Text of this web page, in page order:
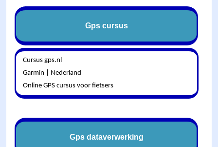
Gps cursus
Cursus gps.nl
Garmin | Nederland
Online GPS cursus voor fietsers
Gps dataverwerking